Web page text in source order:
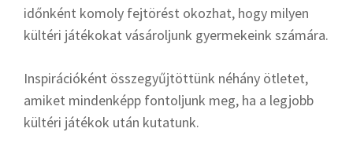
időnként komoly fejtörést okozhat, hogy milyen
kültéri játékokat vásároljunk gyermekeink számára.
Inspirációként összegyűjtöttünk néhány ötletet,
amiket mindenképp fontoljunk meg, ha a legjobb
kültéri játékok után kutatunk.